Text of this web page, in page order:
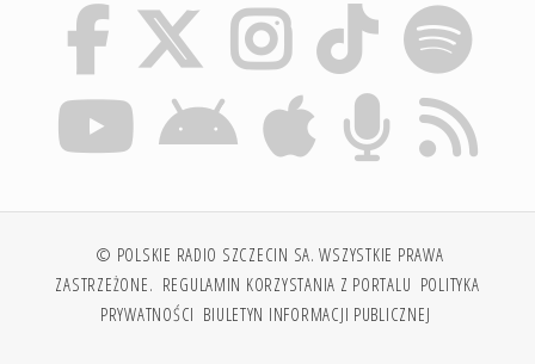
© POLSKIE RADIO SZCZECIN SA. WSZYSTKIE PRAWA
ZASTRZEŻONE. REGULAMIN KORZYSTANIA Z PORTALU POLITYKA
PRYWATNOŚCI BIULETYN INFORMACJI PUBLICZNEJ